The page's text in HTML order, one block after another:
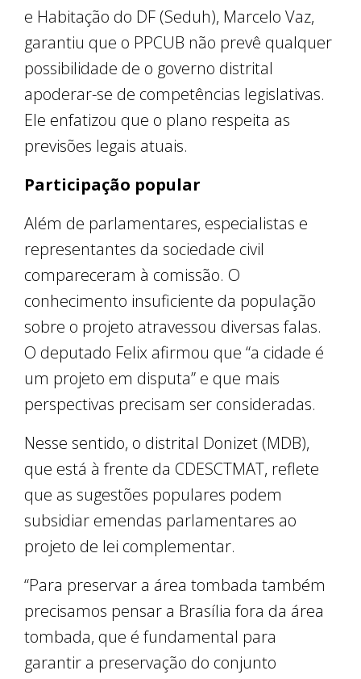
e Habitação do DF (Seduh), Marcelo Vaz,
garantiu que o PPCUB não prevê qualquer
possibilidade de o governo distrital
apoderar-se de competências legislativas.
Ele enfatizou que o plano respeita as
previsões legais atuais.
Participação popular
Além de parlamentares, especialistas e
representantes da sociedade civil
compareceram à comissão. O
conhecimento insuficiente da população
sobre o projeto atravessou diversas falas.
O deputado Felix afirmou que “a cidade é
um projeto em disputa” e que mais
perspectivas precisam ser consideradas.
Nesse sentido, o distrital Donizet (MDB),
que está à frente da CDESCTMAT, reflete
que as sugestões populares podem
subsidiar emendas parlamentares ao
projeto de lei complementar.
“Para preservar a área tombada também
precisamos pensar a Brasília fora da área
tombada, que é fundamental para
garantir a preservação do conjunto